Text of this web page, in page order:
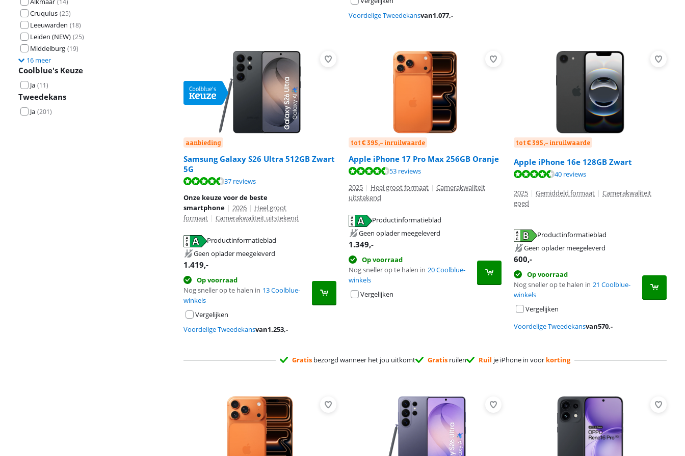
(14)
Cruquius (25)
Leeuwarden (18)
Leiden (NEW) (25)
Middelburg (19)
16 meer
Coolblue's Keuze
Ja (11)
Tweedekans
Ja (201)
Voordelige Tweedekansvan1.077,-
aanbieding
Samsung Galaxy S26 Ultra 512GB Zwart
5G
Beoordeling is 9,4 van de 10, gebaseerd op 37 reviews.
37 reviews
Onze keuze voor de beste
smartphone | 2026 | Heel groot
formaat | Camerakwaliteit uitstekend
Productinformatieblad
opent in nieuw tabblad
Geen oplader meegeleverd
1.419,-
Op voorraad
Nog sneller op te halen in 13 Coolblue-
winkels
Vergelijken
Voordelige Tweedekansvan1.253,-
tot € 395,- inruilwaarde
Apple iPhone 17 Pro Max 256GB Oranje
Beoordeling is 9,1 van de 10, gebaseerd op 53 reviews.
53 reviews
2025 | Heel groot formaat | Camerakwaliteit
uitstekend
Productinformatieblad
Geen oplader meegeleverd
1.349,-
Op voorraad
Nog sneller op te halen in 20 Coolblue-
winkels
Vergelijken
tot € 395,- inruilwaarde
Apple iPhone 16e 128GB Zwart
Beoordeling is 8,8 van de 10, gebaseerd op 40 reviews. 40 reviews
2025 | Gemiddeld formaat | Camerakwaliteit
goed
Productinformatieblad
opent in nieuw tabblad
Geen oplader meegeleverd
600,-
Op voorraad
Nog sneller op te halen in 21 Coolblue-
winkels
Vergelijken
Voordelige Tweedekansvan570,-
Gratis bezorgd wanneer het jou uitkomt Gratis ruilen Ruil je iPhone in voor korting